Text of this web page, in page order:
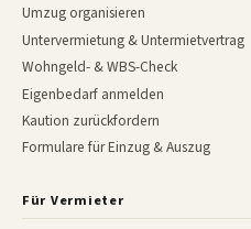
Umzug organisieren
Untervermietung & Untermietvertrag
Wohngeld- & WBS-Check
Eigenbedarf anmelden
Kaution zurückfordern
Formulare für Einzug & Auszug
Für Vermieter